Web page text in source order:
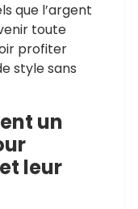
que l’argent
toute
profiter
style sans
un
leur